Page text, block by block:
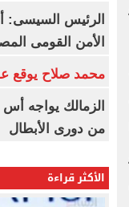
الرئيس السيسى:
الأمن القومى
محمد صلاح يوقع
الزمالك يواجه أس
من دورى الأبطال
الأكثر قراءة